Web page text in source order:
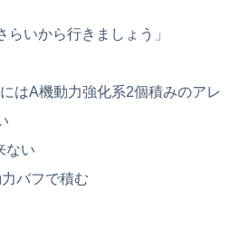
いから行きましょう」
はA機動力強化系2個積みのアレ
ない
バフで積む